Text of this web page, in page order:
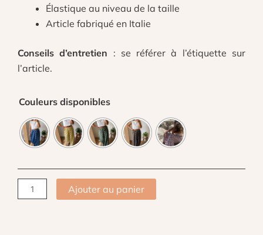
Élastique au niveau de la taille
Article fabriqué en Italie
Conseils d’entretien : se référer à l’étiquette sur
l’article.
Couleurs disponibles
quantité
Pantalon
ballon
pois
Ajouter au panier